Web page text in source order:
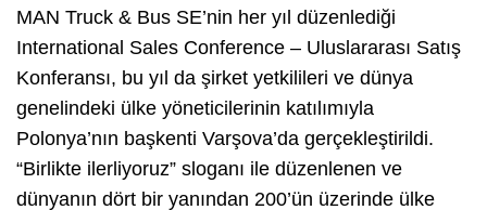
MAN Truck & Bus SE’nin her yıl düzenlediği
International Sales Conference – Uluslararası Satış
Konferansı, bu yıl da şirket yetkilileri ve dünya
genelindeki ülke yöneticilerinin katılımıyla
Polonya’nın başkenti Varşova’da gerçekleştirildi.
“Birlikte ilerliyoruz” sloganı ile düzenlenen ve
dünyanın dört bir yanından 200’ün üzerinde ülke